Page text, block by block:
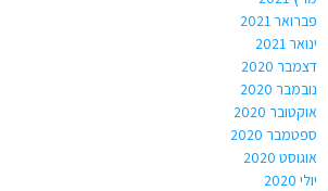
פברואר 2021
ינואר 2021
דצמבר 2020
נובמבר 2020
אוקטובר 2020
ספטמבר 2020
אוגוסט 2020
יולי 2020